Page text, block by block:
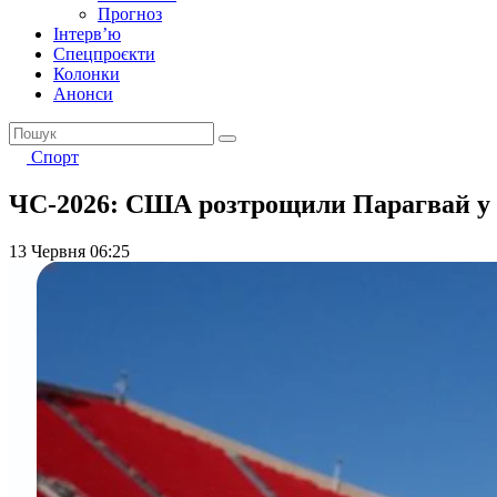
Прогноз
Інтерв’ю
Спецпроєкти
Колонки
Анонси
Спорт
ЧС-2026: США розтрощили Парагвай у
13 Червня 06:25